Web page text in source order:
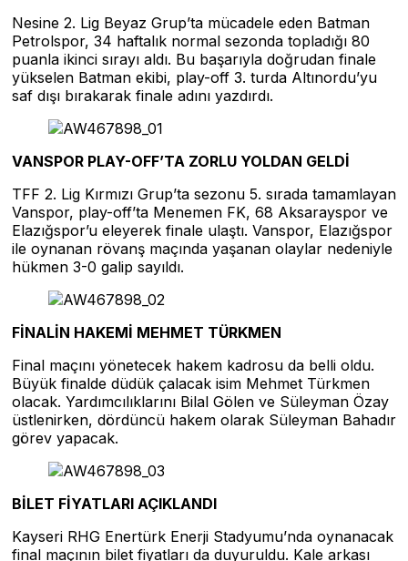
Nesine 2. Lig Beyaz Grup’ta mücadele eden Batman
Petrolspor, 34 haftalık normal sezonda topladığı 80
puanla ikinci sırayı aldı. Bu başarıyla doğrudan finale
yükselen Batman ekibi, play-off 3. turda Altınordu’yu
saf dışı bırakarak finale adını yazdırdı.
VANSPOR PLAY-OFF’TA ZORLU YOLDAN GELDİ
TFF 2. Lig Kırmızı Grup’ta sezonu 5. sırada tamamlayan
Vanspor, play-off’ta Menemen FK, 68 Aksarayspor ve
Elazığspor’u eleyerek finale ulaştı. Vanspor, Elazığspor
ile oynanan rövanş maçında yaşanan olaylar nedeniyle
hükmen 3-0 galip sayıldı.
FİNALİN HAKEMİ MEHMET TÜRKMEN
Final maçını yönetecek hakem kadrosu da belli oldu.
Büyük finalde düdük çalacak isim Mehmet Türkmen
olacak. Yardımcılıklarını Bilal Gölen ve Süleyman Özay
üstlenirken, dördüncü hakem olarak Süleyman Bahadır
görev yapacak.
BİLET FİYATLARI AÇIKLANDI
Kayseri RHG Enertürk Enerji Stadyumu’nda oynanacak
final maçının bilet fiyatları da duyuruldu. Kale arkası